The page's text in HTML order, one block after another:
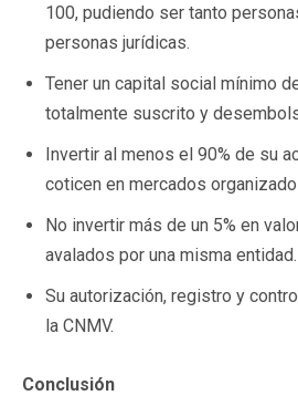
100, pudiendo ser tanto
personas jurídicas.
Tener un capital social mínimo
totalmente suscrito y
Invertir al menos el 90% de su
coticen en mercados
No invertir más de un 5% en
avalados por una misma entidad.
Su autorización, registro y
la CNMV.
Conclusión